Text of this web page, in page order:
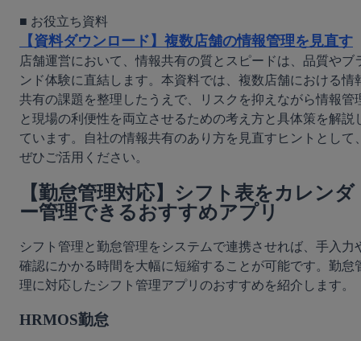
【資料ダウンロード】複数店舗の情報管理を見直す
店舗運営において、情報共有の質とスピードは、品質やブ
ンド体験に直結します。本資料では、複数店舗における情
共有の課題を整理したうえで、リスクを抑えながら情報管
と現場の利便性を両立させるための考え方と具体策を解説
ています。自社の情報共有のあり方を見直すヒントとして
ぜひご活用ください。
【勤怠管理対応】シフト表をカレンダ
ー管理できるおすすめアプリ
シフト管理と勤怠管理をシステムで連携させれば、手入力
確認にかかる時間を大幅に短縮することが可能です。勤怠
理に対応したシフト管理アプリのおすすめを紹介します。
HRMOS勤怠